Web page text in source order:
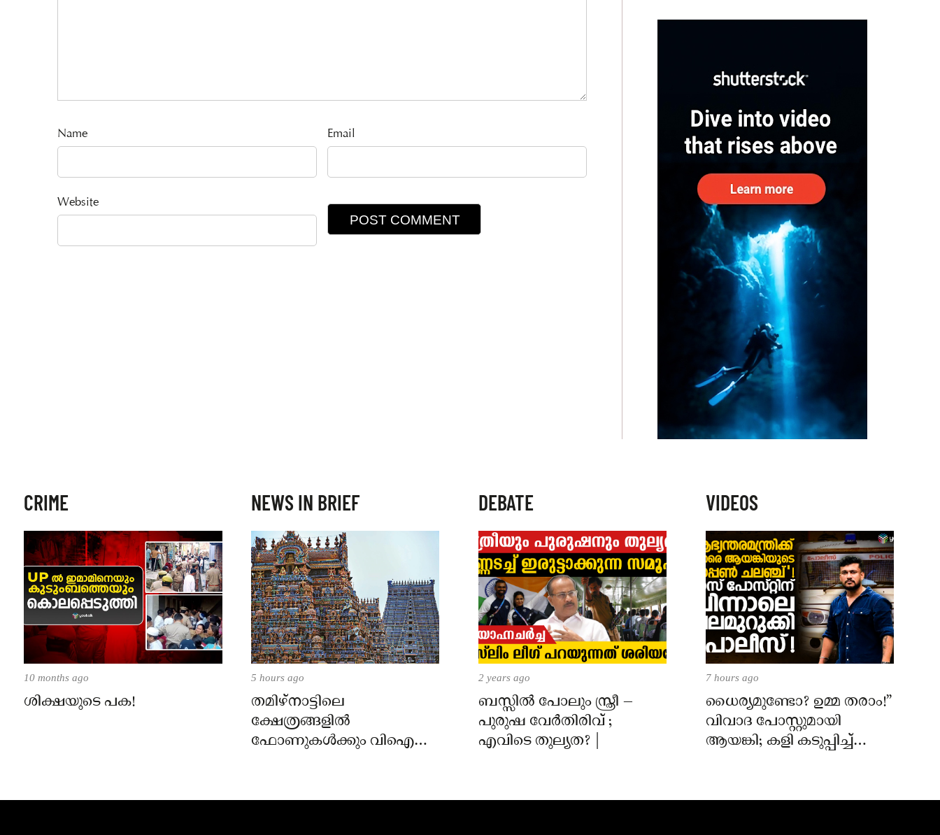
Name Email
Website
CRIME
10 months ago
ശിക്ഷയുടെ പക!
NEWS IN BRIEF
5 hours ago
തമിഴ്‌നാട്ടിലെ
ക്ഷേത്രങ്ങളിൽ
ഫോണുകൾക്കും വിഐപി
നിലവിൽ വരും
DEBATE
2 years ago
ബസ്സിൽ പോലും സ്ത്രീ –
പുരുഷ വേർതിരിവ് ;
എവിടെ തുല്യത? |
VIDEOS
7 hours ago
ധൈര്യമുണ്ടോ? ഉമ്മ തരാം!”
വിവാദ പോസ്റ്റുമായി
ആയങ്കി; കളി കടുപ്പിച്ച്